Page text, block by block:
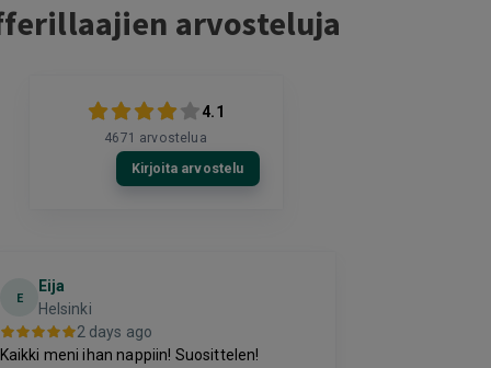
arvosteluja
4.1
4671 arvostelua
Kirjoita arvostelu
Eija
Helsinki
2 days ago
meni ihan nappiin! Suosittelen!